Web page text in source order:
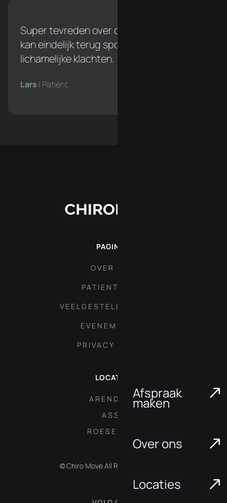
Afspraak
maken
Over ons
Locaties
Super tevreden over de behandelingen. Ik
kan eindelijk terug sporten zonder
lichamelijke klachten.
Lars | Patiënt
PAGINA'S
OVER ONS
PATIENT AREA
VEELGESTELDE VRAGEN
EVENEMENTEN
PRIVACY POLICY
LOCATIES
ARENDONK
ASSE
ROESELARE
© Chiro Move All Rights Reserved.